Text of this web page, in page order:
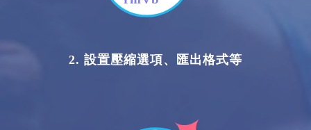
2. 設置壓縮選項、匯出格式等